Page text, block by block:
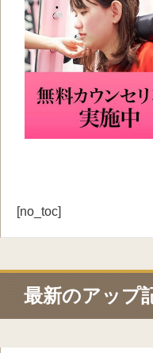
[no_toc]
最新のアップ